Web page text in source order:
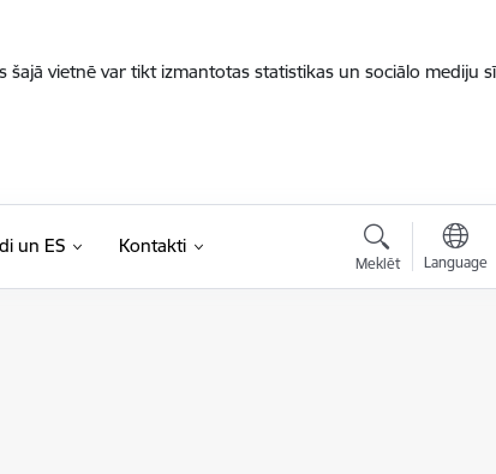
vietnē var tikt izmantotas statistikas un sociālo mediju
un ES Kontakti
Meklēt Language